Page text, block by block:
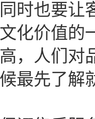
时也要让
化价值的
，人们对
最先了解